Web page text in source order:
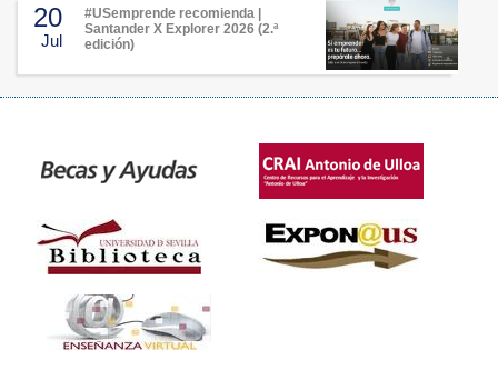
20
Jul
#USemprende recomienda |
Santander X Explorer 2026 (2.ª
edición)